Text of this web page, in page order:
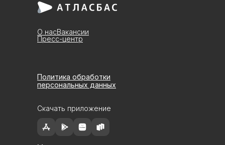
Политика обработки
персональных данных
О насВакансии
Пресс-центр
Скачать приложение